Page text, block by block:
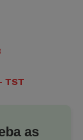
TST
as